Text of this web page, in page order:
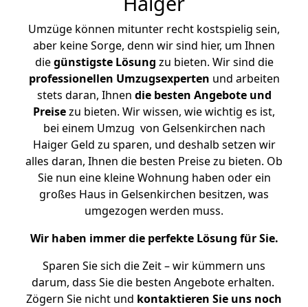
Umzüge können mitunter recht kostspielig sein,
aber keine Sorge, denn wir sind hier, um Ihnen
diegünstigste Lösung zu bieten. Wir sind die
professionellen Umzugsexperten und arbeiten
stets daran, Ihnen die besten Angebote und
Preisezu bieten. Wir wissen, wie wichtig es ist,
bei einem Umzug von Gelsenkirchen nach
Haiger Geld zu sparen, und deshalb setzen wir
alles daran, Ihnen die besten Preise zu bieten. Ob
Sie nun eine kleine Wohnung haben oder ein
großes Haus in Gelsenkirchen besitzen, was
umgezogen werden muss.
Wir haben immer die perfekte Lösung für Sie.
Sparen Sie sich die Zeit – wir kümmern uns
darum, dass Sie die besten Angebote erhalten.
Zögern Sie nicht und kontaktieren Sie uns noch